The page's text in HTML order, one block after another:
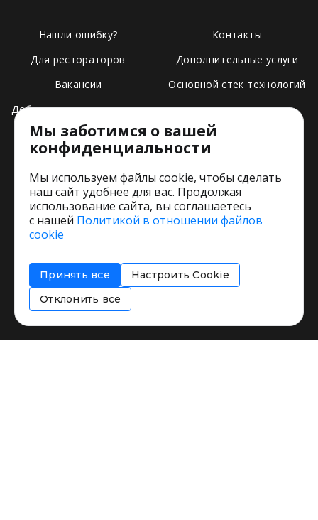
Нашли ошибку?
Для рестораторов
Вакансии
Добавить свое заведение
Тарифы
Контакты
Дополнительные услуги
Основной стек технологий
Пользовательское соглашение
Соглашение об информировании
Политика использования cookies
Мы заботимся о вашей
конфиденциальности
Мы используем файлы cookie, чтобы сделать
наш сайт удобнее для вас. Продолжая
использование сайта, вы соглашаетесь
с нашей Политикой в отношении файлов
cookie
Принять все
Настроить Cookie
Отклонить все